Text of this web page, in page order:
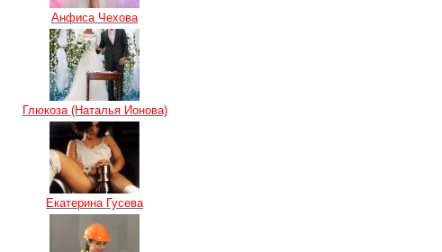
Анфиса Чехова
Глюкоза (Наталья Ионова)
Екатерина Гусева